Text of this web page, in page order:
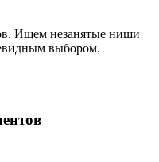
Ищем незанятые ниши
выбором.